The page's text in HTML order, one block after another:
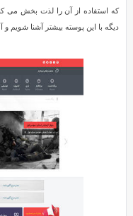
که استفاده از آن را لذت بخش می
دیگه با این پوسته بیشتر آشنا شویم و